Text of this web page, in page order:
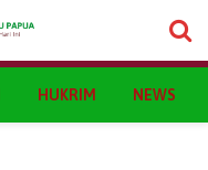
HUKRIM NEWS